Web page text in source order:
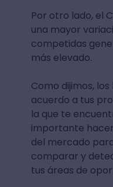
Por otro lado, el
una mayor
competidas
más elevado.
Como dijimos,
acuerdo a tus
la que te
importante
del mercado
comparar y
tus áreas de